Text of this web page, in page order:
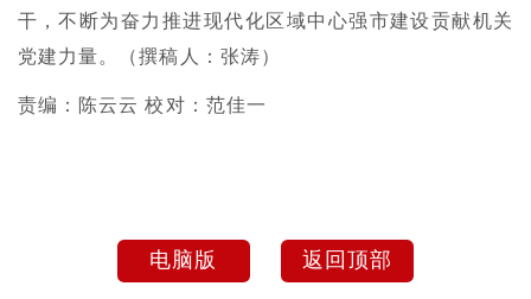
干，不断为奋力推进现代化区域中心强市建设贡献机关
党建力量。（撰稿人：张涛）
责编：陈云云 校对：范佳一
电脑版 返回顶部